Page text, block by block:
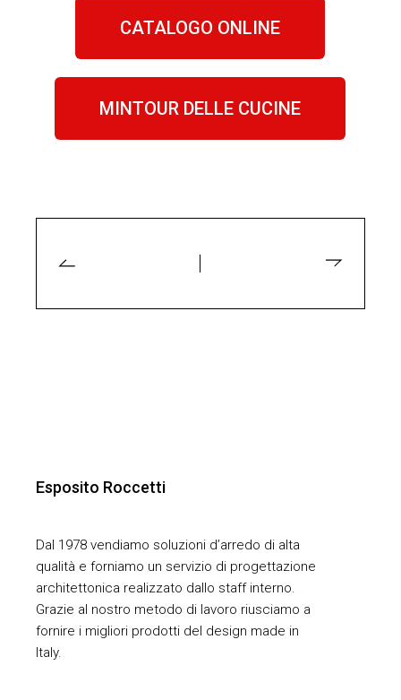
CATALOGO ONLINE
MINTOUR DELLE CUCINE
Esposito Roccetti
Dal 1978 vendiamo soluzioni d’arredo di alta
qualità e forniamo un servizio di progettazione
architettonica realizzato dallo staff interno.
Grazie al nostro metodo di lavoro riusciamo a
fornire i migliori prodotti del design made in
Italy.